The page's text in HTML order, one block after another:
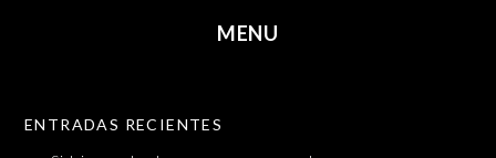
MENU
ENTRADAS RECIENTES